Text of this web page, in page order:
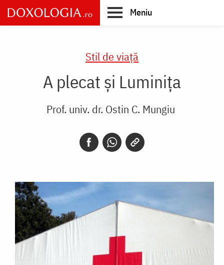
Skip
to
main
Meniu
Stil de viaţă
A plecat şi Luminiţa
Prof. univ. dr. Ostin C. Mungiu